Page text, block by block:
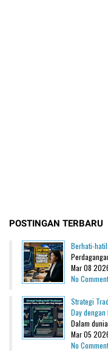
POSTINGAN TERBARU
Berhati-
Mar 08
No
Strategi
Day dengan
Dalam
Mar 05
No